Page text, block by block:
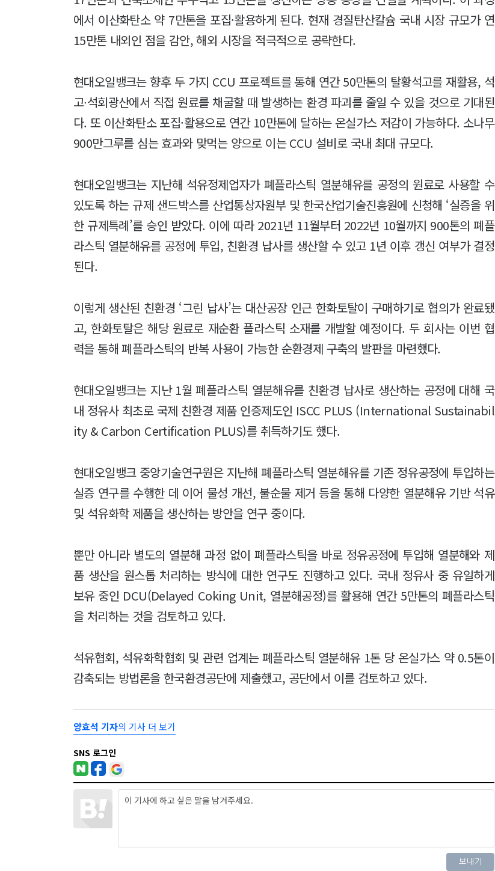
에서 이산화탄소 약 7만톤을 포집·활용하게 된다. 현재 경질탄산칼슘 국내 시장 규모가 연
15만톤 내외인 점을 감안, 해외 시장을 적극적으로 공략한다.
현대오일뱅크는 향후 두 가지 CCU 프로젝트를 통해 연간 50만톤의 탈황석고를 재활용, 석
고∙석회광산에서 직접 원료를 채굴할 때 발생하는 환경 파괴를 줄일 수 있을 것으로 기대된
다. 또 이산화탄소 포집·활용으로 연간 10만톤에 달하는 온실가스 저감이 가능하다. 소나무
900만그루를 심는 효과와 맞먹는 양으로 이는 CCU 설비로 국내 최대 규모다.
현대오일뱅크는 지난해 석유정제업자가 폐플라스틱 열분해유를 공정의 원료로 사용할 수
있도록 하는 규제 샌드박스를 산업통상자원부 및 한국산업기술진흥원에 신청해 ‘실증을 위
한 규제특례’를 승인 받았다. 이에 따라 2021년 11월부터 2022년 10월까지 900톤의 폐플
라스틱 열분해유를 공정에 투입, 친환경 납사를 생산할 수 있고 1년 이후 갱신 여부가 결정
된다.
이렇게 생산된 친환경 ‘그린 납사’는 대산공장 인근 한화토탈이 구매하기로 협의가 완료됐
고, 한화토탈은 해당 원료로 재순환 플라스틱 소재를 개발할 예정이다. 두 회사는 이번 협
력을 통해 폐플라스틱의 반복 사용이 가능한 순환경제 구축의 발판을 마련했다.
현대오일뱅크는 지난 1월 폐플라스틱 열분해유를 친환경 납사로 생산하는 공정에 대해 국
내 정유사 최초로 국제 친환경 제품 인증제도인 ISCC PLUS (International Sustainabil
ity & Carbon Certification PLUS)를 취득하기도 했다.
현대오일뱅크 중앙기술연구원은 지난해 폐플라스틱 열분해유를 기존 정유공정에 투입하는
실증 연구를 수행한 데 이어 물성 개선, 불순물 제거 등을 통해 다양한 열분해유 기반 석유
및 석유화학 제품을 생산하는 방안을 연구 중이다.
뿐만 아니라 별도의 열분해 과정 없이 폐플라스틱을 바로 정유공정에 투입해 열분해와 제
품 생산을 원스톱 처리하는 방식에 대한 연구도 진행하고 있다. 국내 정유사 중 유일하게
보유 중인 DCU(Delayed Coking Unit, 열분해공정)를 활용해 연간 5만톤의 폐플라스틱
을 처리하는 것을 검토하고 있다.
석유협회, 석유화학협회 및 관련 업계는 폐플라스틱 열분해유 1톤 당 온실가스 약 0.5톤이
감축되는 방법론을 한국환경공단에 제출했고, 공단에서 이를 검토하고 있다.
양효석 기자의 기사 더 보기
SNS 로그인